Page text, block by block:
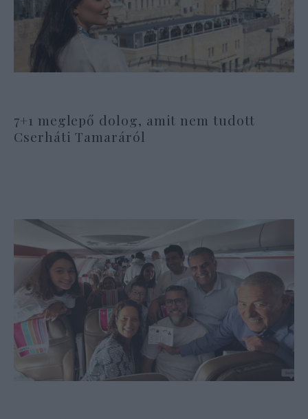
7+1 meglepő dolog, amit nem tudott
Cserháti Tamaráról